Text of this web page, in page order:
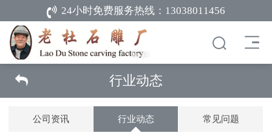
24小时免费服务热线： 13038011456
行业动态
公司资讯 行业动态 常见问题